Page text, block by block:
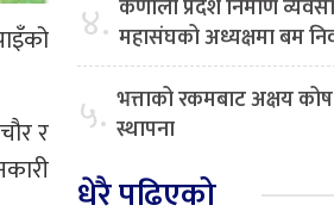
र
४. कर्णाली प्रदेश निर्माण
महासंघको अध्यक्षमा बम
५. भत्ताको रकमबाट अक्षय कोष
स्थापना
धेरै पढिएको